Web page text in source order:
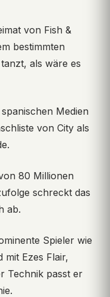
von Fish &
bestimmten
als wäre es
Medien
von City als
80 Millionen
schreckt das
ab.
Spieler wie
mit Ezes Flair,
Technik passt er